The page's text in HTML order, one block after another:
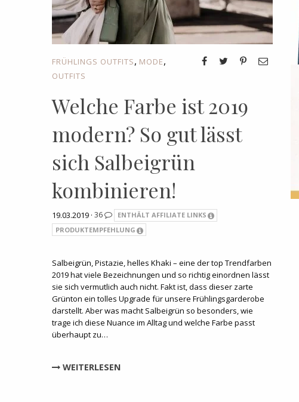
FRÜHLINGS OUTFITS, MODE,
OUTFITS
Welche Farbe ist 2019
modern? So gut lässt
sich Salbeigrün
kombinieren!
19.03.2019 · 36
ENTHÄLT AFFILIATE LINKS
PRODUKTEMPFEHLUNG
Salbeigrün, Pistazie, helles Khaki – eine der top Trendfarben
2019 hat viele Bezeichnungen und so richtig einordnen lässt
sie sich vermutlich auch nicht. Fakt ist, dass dieser zarte
Grünton ein tolles Upgrade für unsere Frühlingsgarderobe
darstellt. Aber was macht Salbeigrün so besonders, wie
trage ich diese Nuance im Alltag und welche Farbe passt
überhaupt zu…
WEITERLESEN